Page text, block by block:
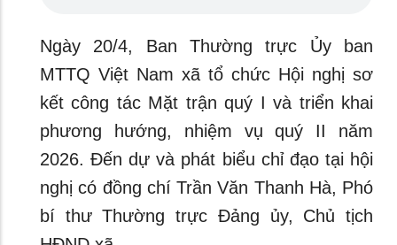
Ngày 20/4, Ban Thường trực Ủy ban
MTTQ Việt Nam xã tổ chức Hội nghị sơ
kết công tác Mặt trận quý I và triển khai
phương hướng, nhiệm vụ quý II năm
2026. Đến dự và phát biểu chỉ đạo tại hội
nghị có đồng chí Trần Văn Thanh Hà, Phó
bí thư Thường trực Đảng ủy, Chủ tịch